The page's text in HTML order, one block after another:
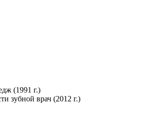
(1991 г.)
зубной врач (2012 г.)